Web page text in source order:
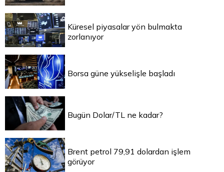
Küresel piyasalar yön bulmakta
zorlanıyor
Borsa güne yükselişle başladı
Bugün Dolar/TL ne kadar?
Brent petrol 79,91 dolardan işlem
görüyor